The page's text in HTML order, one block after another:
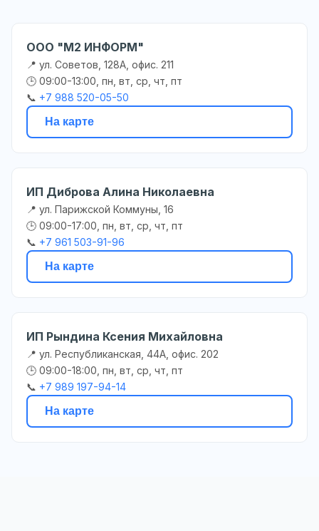
ООО "М2 ИНФОРМ"
📍 ул. Советов, 128А, офис. 211
🕒 09:00-13:00, пн, вт, ср, чт, пт
📞 +7 988 520-05-50
На карте
ИП Диброва Алина Николаевна
📍 ул. Парижской Коммуны, 16
🕒 09:00-17:00, пн, вт, ср, чт, пт
📞 +7 961 503-91-96
На карте
ИП Рындина Ксения Михайловна
📍 ул. Республиканская, 44А, офис. 202
🕒 09:00-18:00, пн, вт, ср, чт, пт
📞 +7 989 197-94-14
На карте